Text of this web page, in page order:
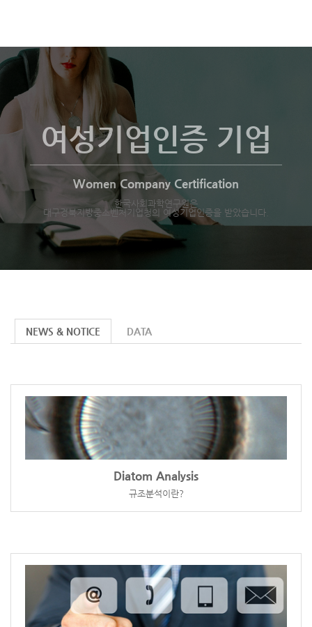
여성기업인증 기업
Women Company Certification
한국사회과학연구원은
대구경북지방중소벤처기업청의 여성기업인증을 받았습니다.
NEWS & NOTICE DATA
Diatom Analysis
규조분석이란?